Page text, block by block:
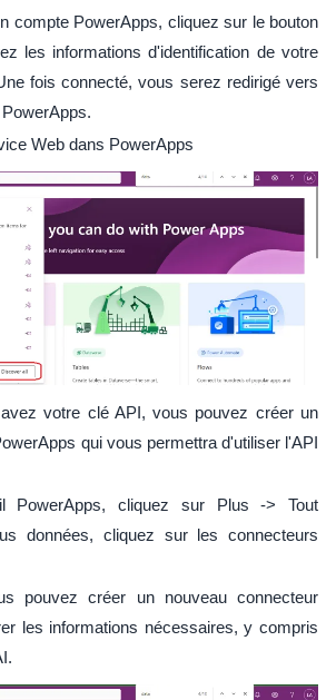
compte PowerApps, cliquez sur le bouton
les informations d'identification de votre
fois connecté, vous serez redirigé vers
Web dans PowerApps
votre clé API, vous pouvez créer un
qui vous permettra d'utiliser l'API
PowerApps, cliquez sur Plus -> Tout
données, cliquez sur les connecteurs
pouvez créer un nouveau connecteur
les informations nécessaires, y compris